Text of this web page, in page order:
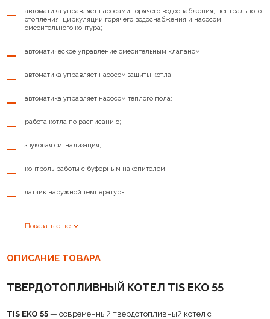
КПД аппарата при номинальной
мощности, %
90
Дополнительный вид топлива
Диаметр дымохода, мм
Объем топки, л 500
Ширина, мм
автоматика управляет насосами горячего водоснабжения, центрального
отопления, циркуляции горячего водоснабжения и насосом
смесительного контура;
автоматическое управление смесительным клапаном;
автоматика управляет насосом защиты котла;
автоматика управляет насосом теплого пола;
работа котла по расписанию;
звуковая сигнализация;
контроль работы с буферным накопителем;
датчик наружной температуры;
система термозащиты, препятствующей воспламенению запасов
защита от закипания;
Показать еще
ОПИСАНИЕ ТОВАРА
ТВЕРДОТОПЛИВНЫЙ КОТЕЛ TIS EKO 55
TIS EKO 55 — современный твердотопливный котел c